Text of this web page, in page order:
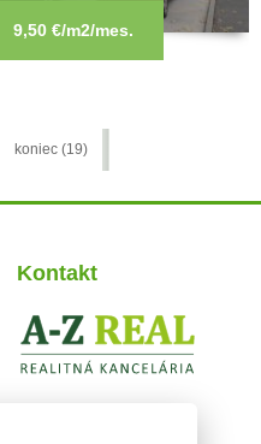
9,50 €/m2/mes.
koniec (19)
Kontakt